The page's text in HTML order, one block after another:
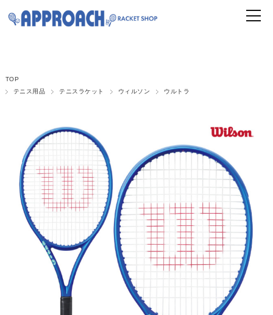
TOP
テニス用品
テニスラケット ウィルソン ウルトラ